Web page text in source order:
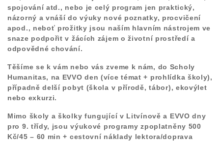
spojování atd., nebo je celý program jen praktický,
názorný a vnáší do výuky nové poznatky, procvičení
apod., neboť prožitky jsou naším hlavním nástrojem ve
snaze podpořit v žácích zájem o životní prostředí a
odpovědné chování.
Těšíme se k vám nebo vás zveme k nám, do Scholy
Humanitas, na EVVO den (více témat + prohlídka školy),
případně delší pobyt (škola v přírodě, tábor), ekovýlet
nebo exkurzi.
Mimo školy a školky fungující v Litvínově a EVVO dny
pro 9. třídy, jsou výukové programy zpoplatněny 500
Kč/45 – 60 min + cestovní náklady lektora/doprava